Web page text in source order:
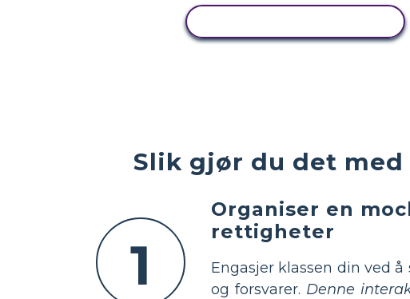
Slik gjør du det
1
Organiser en
rettigheter
Engasjer klassen din ved å
og forsvarer. Denne